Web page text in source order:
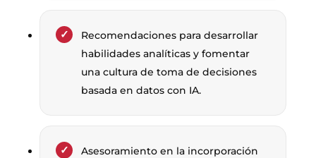
Recomendaciones para desarrollar
habilidades analíticas y fomentar
una cultura de toma de decisiones
basada en datos con IA.
Asesoramiento en la incorporación